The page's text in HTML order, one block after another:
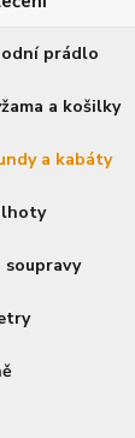
prádlo
a košilky
a kabáty
soupravy